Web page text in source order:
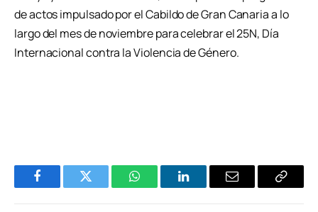
de actos impulsado por el Cabildo de Gran Canaria a lo
largo del mes de noviembre para celebrar el 25N, Día
Internacional contra la Violencia de Género.
FacebookTwitter WhatsAppLinkedInEmail
Copiar